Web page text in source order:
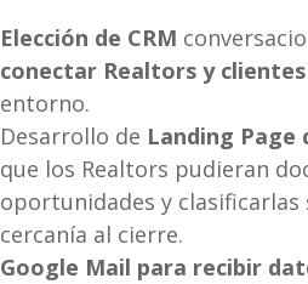
Elección de CRM
conectar Realtors y clientes
entorno.
Desarrollo de Landing Page
que los Realtors pudieran
oportunidades y clasificarlas
cercanía al cierre.
Google Mail para recibir